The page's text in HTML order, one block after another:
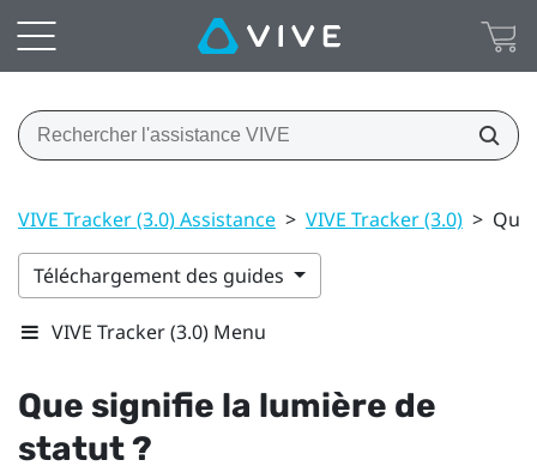
VIVE Tracker (3.0) Assistance > VIVE Tracker (3.0) >
Téléchargement des guides
VIVE Tracker (3.0) Menu
Que signifie la lumière de
statut ?